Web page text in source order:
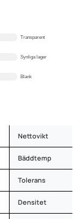
Transparent
Synliga lager
Blank
Nettovikt
Bäddtemp
Tolerans
Densitet